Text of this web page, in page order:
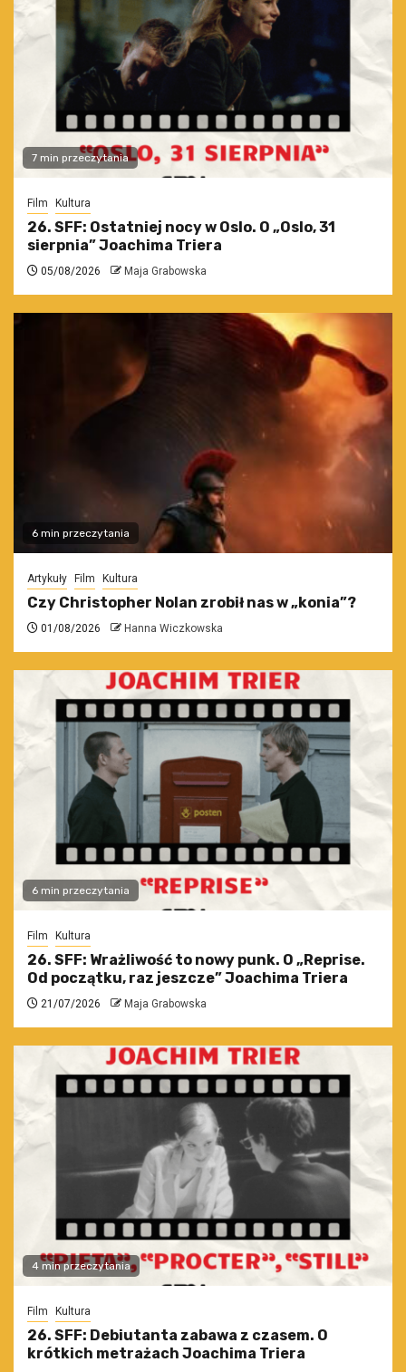
7 min przeczytania
Film Kultura
26. SFF: Ostatniej nocy w Oslo. O „Oslo, 31
sierpnia” Joachima Triera
05/08/2026 Maja Grabowska
6 min przeczytania
Artykuły Film Kultura
Czy Christopher Nolan zrobił nas w „konia”?
01/08/2026 Hanna Wiczkowska
6 min przeczytania
Film Kultura
26. SFF: Wrażliwość to nowy punk. O „Reprise.
Od początku, raz jeszcze” Joachima Triera
21/07/2026 Maja Grabowska
4 min przeczytania
Film Kultura
26. SFF: Debiutanta zabawa z czasem. O
krótkich metrażach Joachima Triera